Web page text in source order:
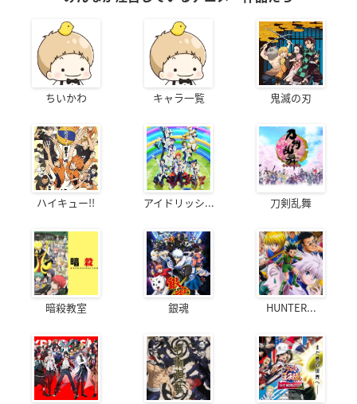
ちいかわ キャラ一覧 鬼滅の刃
ハイキュー!! アイドリッシ... 刀剣乱舞
暗殺教室 銀魂 HUNTER...